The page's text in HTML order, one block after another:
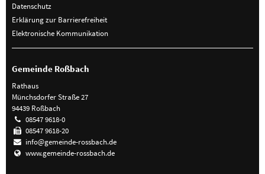
Datenschutz
Erklärung zur Barrierefreiheit
Elektronische Kommunikation
Gemeinde Roßbach
Rathaus
Münchsdorfer Straße 27
94439 Roßbach
08547 9618-0
08547 9618-20
info@gemeinde-rossbach.de
www.gemeinde-rossbach.de